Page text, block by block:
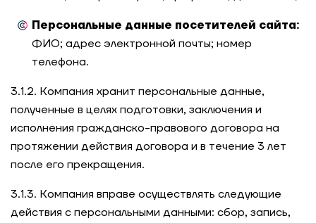
Персональные данные посетителей сайта:
ФИО; адрес электронной почты; номер
телефона.
3.1.2. Компания хранит персональные данные,
полученные в целях подготовки, заключения и
исполнения гражданско-правового договора на
протяжении действия договора и в течение 3 лет
после его прекращения.
3.1.3. Компания вправе осуществлять следующие
действия с персональными данными: сбор, запись,